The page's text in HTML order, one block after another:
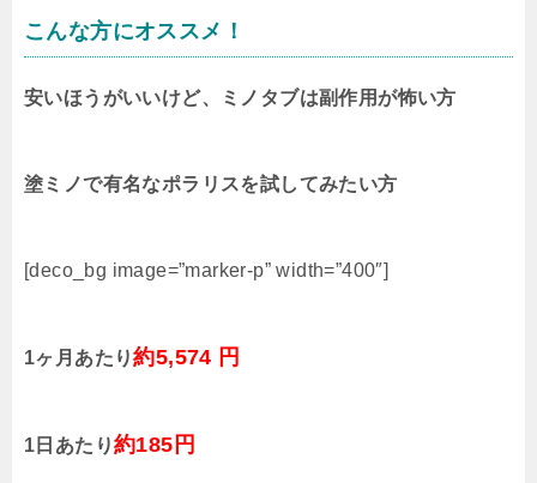
こんな方にオススメ！
安いほうがいいけど、ミノタブは副作用が怖い方
塗ミノで有名なポラリスを試してみたい方
[deco_bg image=”marker-p” width=”400″]
1ヶ月あたり約5,574 円
1日あたり約185円